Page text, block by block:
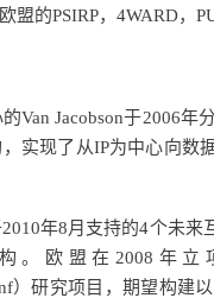
盟的PSIRP，4WARD，
Van Jacobson于2006
实现了从IP为中心向数
年8月支持的4个未
。欧盟在2008年立
）研究项目，期望构建